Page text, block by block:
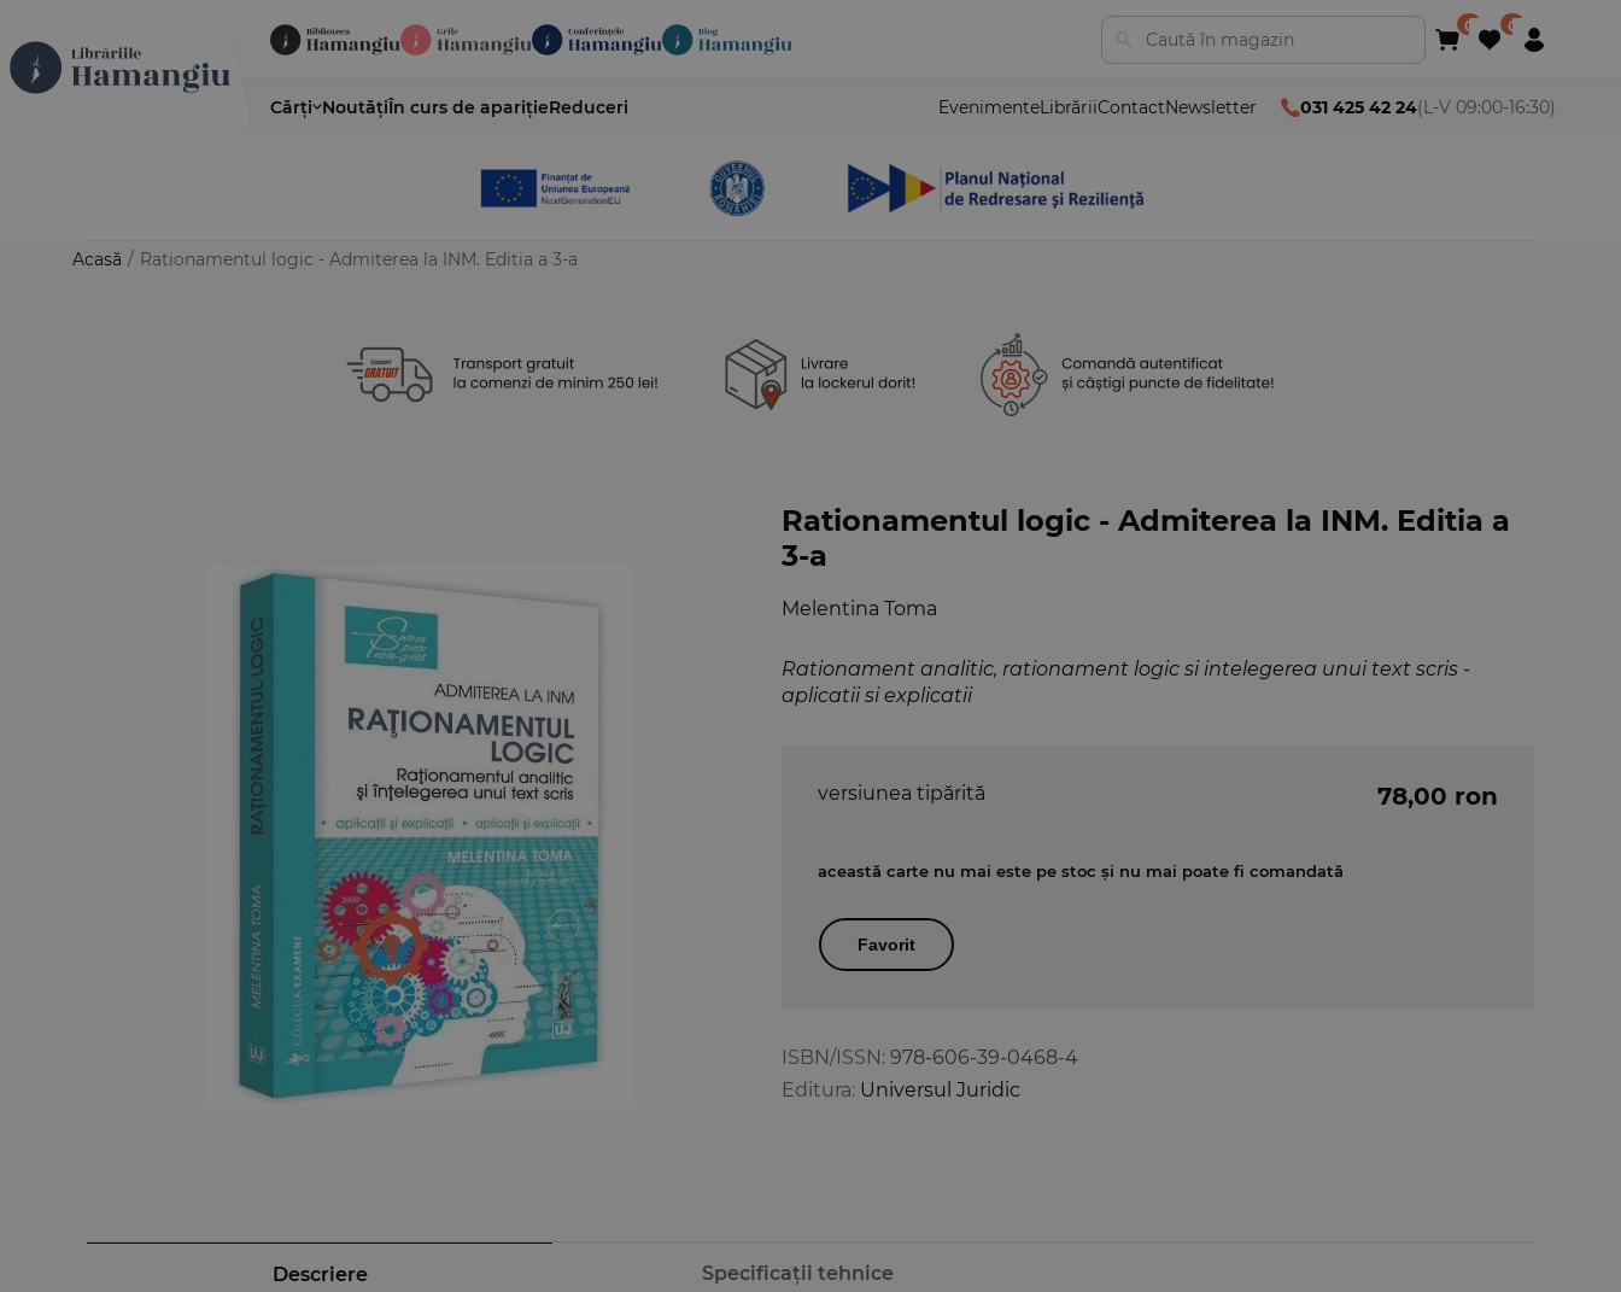
Cărți NoutățiÎn curs de aparițieReduceri EvenimenteLibrăriiContactNewsletter 031 425 42 24(L-V 09:00-16:30)
Acasă / Rationamentul logic - Admiterea la INM. Editia a 3-a
Rationamentul logic - Admiterea la INM. Editia a
3-a
Rationament analitic, rationament logic si intelegerea unui text scris -
aplicatii si explicatii
Melentina Toma
ISBN/ISSN: 978-606-39-0468-4
Editura: Universul Juridic
versiunea tipărită 78,00 ron
această carte nu mai este pe stoc și nu mai poate fi comandată
Favorit
Descriere Specificații tehnice